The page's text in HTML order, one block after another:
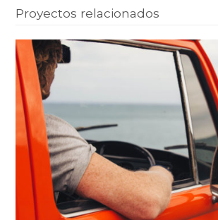
Proyectos relacionados